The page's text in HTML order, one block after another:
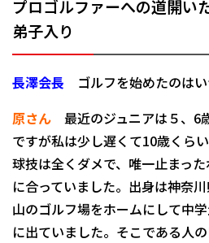
プロゴルファーへの道開い
弟子入り
長澤会長 ゴルフを始めたのは
原さん 最近のジュニアは５、6
ですが私は少し遅くて10歳くら
球技は全くダメで、唯一止まっ
に合っていました。出身は神奈
山のゴルフ場をホームにして中
に出ていました。そこである人